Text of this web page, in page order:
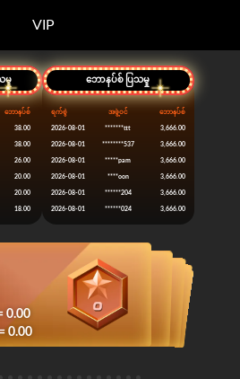
VIP
မှု
ဘောနပ်စ်
38.00
38.00
26.00
20.00
20.00
18.00
ဘောနပ်စ် ပြသမှု
ရက်စွဲ အဖွဲ့ဝင် ဘောနပ်စ်
2026-08-01 *******ttt 3,666.00
2026-08-01 ********537 3,666.00
2026-08-01 *****pam 3,666.00
2026-08-01 ****oon 3,666.00
2026-08-01 ******204 3,666.00
2026-08-01 ******024 3,666.00
0.00
0.00
ား >= 10,000.00
း >= 1,000.00
ပွိုင့်များ >= 30,000.00
ငွေသွင်း >= 3,000.00
ပွိုင့်များ >= 60,000.00
ငွေသွင်း >= 6,000.00
ပွိုင့်များ >= 100,000.00
ငွေသွင်း >= 10,000.00
ပွိုင့်များ >= 200,000.00
ငွေသွင်း >= 20,000.00
ပွိုင့်များ >= 500,000.00
ငွေသွင်း >= 50,000.00
ပွိုင့်များ >= 800,000.00
ငွေသွင်း >= 80,000.00
ပွိုင့်များ >= 1,800,000.00
ငွေသွင်း >= 180,000.00
ပွိုင့်များ >= 2,800,000.00
ငွေသွင်း >= 280,000.00
VIP10
ပွိုင့်များ >= 3,800,000.00
ငွေသွင်း >= 380,000.00
VIP11
ပွိုင့်များ >= 5,800,000.00
ငွေသွင်း >= 580,000.00
VIP12
ပွိုင့်များ >= 8,800,000.00
ငွေသွင်း >= 880,000.00
VIP13
ပွိုင့်များ >= 12,800,000.00
ငွေသွင်း >= 1,280,000.00
VIP14
ပွိုင့်များ >= 18,800,000.00
ငွေသွင်း >= 1,880,000.00
VIP15
ပွိုင့်များ >= 28,800,000.00
ငွေသွင်း >= 2,880,000.00
VIP16
ပွိုင့်များ >= 48,800,000.00
ငွေသွင်း >= 4,880,000.00
VIP17
ပွိုင့်များ >= 68,800,000.00
ငွေသွင်း >= 6,880,000.00
VIP18
ပွိုင့်များ >= 98,800,000.00
ငွေသွင်း >= 9,880,000.00
VIP19
ပွိုင့်များ >= 150,000,000.00
ငွေသွင်း >= 15,000,000.00
VIP20
ပွိုင့်များ >= 200,000,000.00
ငွေသွင်း >= 20,000,000.00